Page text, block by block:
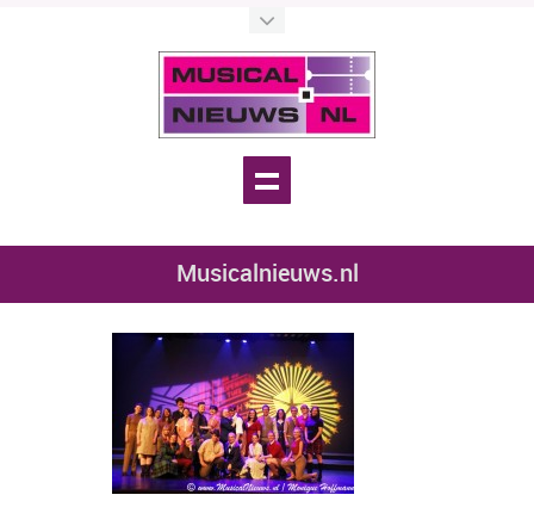
Musicalnieuws.nl